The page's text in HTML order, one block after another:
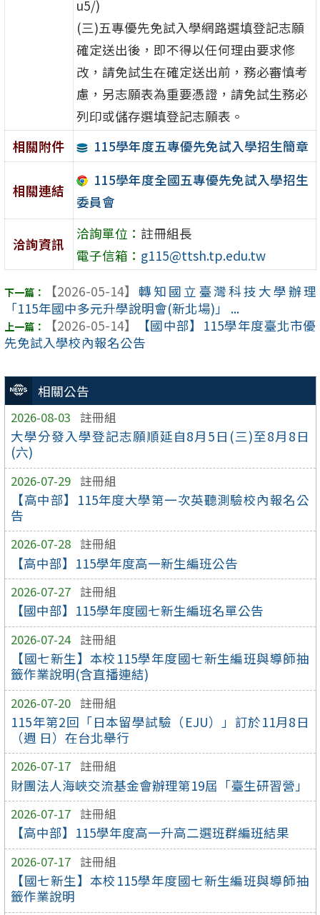
相關公告
2026-08-03 註冊組
大學分發入學登記志願順延自8月5日(三)至8月8日
(六)
2026-07-29 註冊組
【高中部】115年度大學第一次英聽測驗校內報名公
告
2026-07-28 註冊組
【高中部】115學年度高一新生編班公告
2026-07-27 註冊組
【國中部】115學年度國七新生編班名單公告
2026-07-24 註冊組
【國七新生】本校115學年度國七新生編班與導師抽
籤作業說明(含直播連結)
2026-07-20 註冊組
115年第2回「日本留學試驗（EJU）」訂於11月8日
（週 日）在台北舉行
2026-07-17 註冊組
財團法人海峽交流基金會辦理第19屆「臺生研習營」
2026-07-17 註冊組
【高中部】115學年度高一升高二選班群編班結果
2026-07-17 註冊組
【國七新生】本校115學年度國七新生編班與導師抽
籤作業說明
u5/)
(三)五專優先免試入學網路選填登記志願
確定送出後，即不得以任何理由要求修
改，請免試生在確定送出前，務必審慎考
慮，另志願表為重要憑證，請免試生務必
列印或儲存選填登記志願表。
相關附件
115學年度五專優先免試入學招生簡章
相關連結
115學年度全國五專優先免試入學招生
委員會
洽詢資訊
洽詢單位： 註冊組長
電子信箱： g115@ttsh.tp.edu.tw
【2026-05-14】 轉知國立臺灣科技大學辦理
「115年國中多元升學說明會(新北場)」 ...
【2026-05-14】
【國中部】115學年度臺北市優
先免試入學校內報名公告